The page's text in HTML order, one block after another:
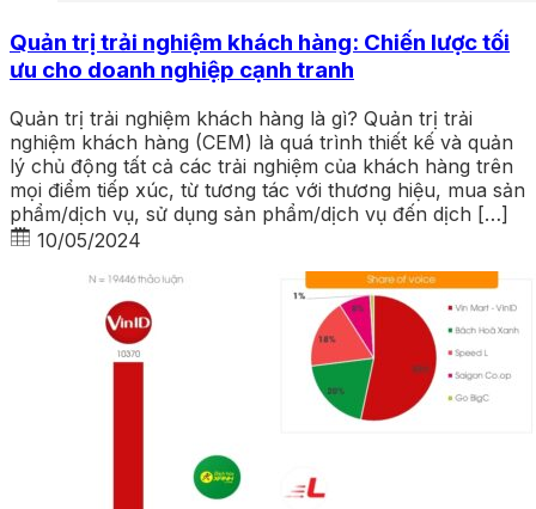
Quản trị trải nghiệm khách hàng: Chiến lược tối
ưu cho doanh nghiệp cạnh tranh
Quản trị trải nghiệm khách hàng là gì? Quản trị trải
nghiệm khách hàng (CEM) là quá trình thiết kế và quản
lý chủ động tất cả các trải nghiệm của khách hàng trên
mọi điểm tiếp xúc, từ tương tác với thương hiệu, mua sản
phẩm/dịch vụ, sử dụng sản phẩm/dịch vụ đến dịch […]
10/05/2024